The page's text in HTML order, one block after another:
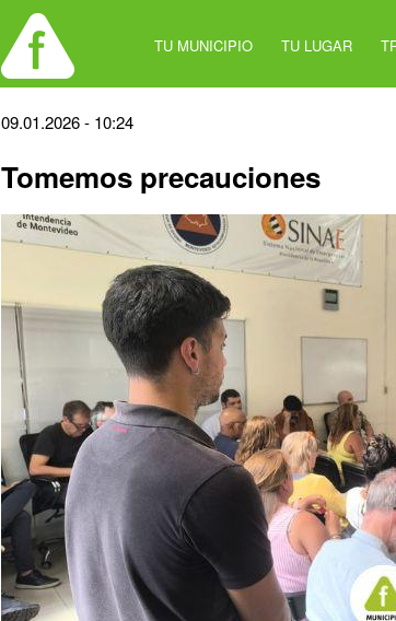
TU MUNICIPIO TU LUGAR
Back
top
09.01.2026 - 10:24
Tomemos precauciones